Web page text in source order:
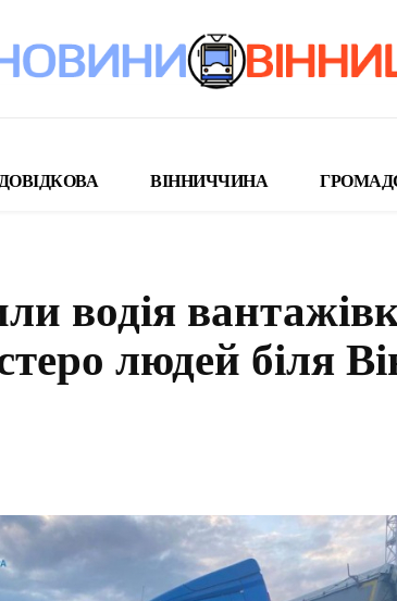
ДОВІДКОВА ВІННИЧЧИНА
водія
людей біля